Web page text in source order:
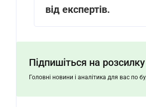
від експертів.
Підпишіться на розсилку
Головні новини і аналітика для вас по